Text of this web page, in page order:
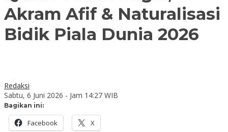
Akram Afif & Naturalisasi
Bidik Piala Dunia 2026
Redaksi
Sabtu, 6 Juni 2026 - Jam 14:27 WIB
Bagikan ini:
Facebook X